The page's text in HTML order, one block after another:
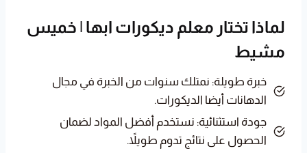
لماذا تختار معلم ديكورات ابها | خميس
مشيط
خبرة طويلة: نمتلك سنوات من الخبرة في مجال
الدهانات أيضا الديكورات.
جودة استثنائية: نستخدم أفضل المواد لضمان
الحصول على نتائج تدوم طويلاً.